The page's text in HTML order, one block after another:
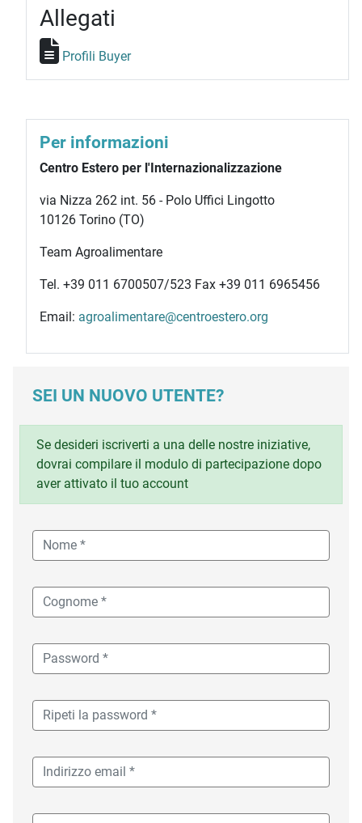
Allegati
Profili Buyer
Per informazioni
Centro Estero per l'Internazionalizzazione
via Nizza 262 int. 56 - Polo Uffici Lingotto
10126 Torino (TO)
Team Agroalimentare
Tel. +39 011 6700507/523 Fax +39 011 6965456
Email: agroalimentare@centroestero.org
SEI UN NUOVO UTENTE?
Se desideri iscriverti a una delle nostre iniziative,
dovrai compilare il modulo di partecipazione dopo
aver attivato il tuo account